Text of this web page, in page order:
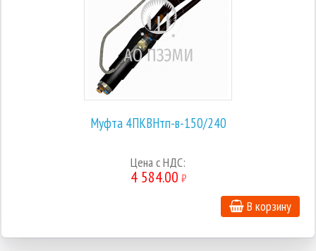
Муфта 4ПКВНтп-в-150/240
Цена с НДС:
4 584.00 ₽
В корзину